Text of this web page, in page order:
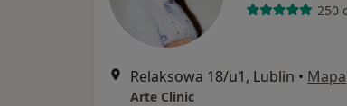
250
Relaksowa 18/u1, Lublin • Mapa
Arte Clinic